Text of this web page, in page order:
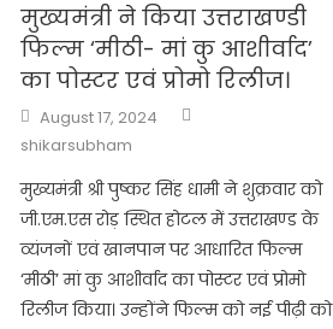
मुख्यमंत्री ने किया उत्तराखण्डी
फिल्म ‘मीठी- मां कु आशीर्वाद’
का पोस्टर एवं प्रोमो रिलीज।
Posted
on
August 17, 2024
shikarsubham
मुख्यमंत्री श्री पुष्कर सिंह धामी ने शुक्रवार को
जी.एम.एस रोड़ स्थित होटल में उत्तराखण्ड के
व्यंजनों एवं खानपान पर आधारित फिल्म
‘मीठी’ मां कु आशीर्वाद का पोस्टर एवं प्रोमो
रिलीज किया। उन्होंने फिल्म को नई पीढ़ी को